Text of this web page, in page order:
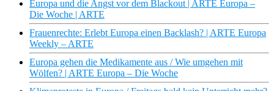
Europa und die Angst vor dem Blackout | ARTE Europa –
Die Woche | ARTE
Frauenrechte: Erlebt Europa einen Backlash? | ARTE Europa
Weekly – ARTE
Europa gehen die Medikamente aus / Wie umgehen mit
Wölfen? | ARTE Europa – Die Woche